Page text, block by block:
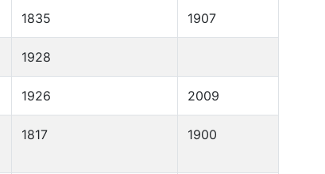
1835 1907
1928
1926 2009
1817 1900